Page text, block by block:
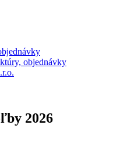
objednávky
2026